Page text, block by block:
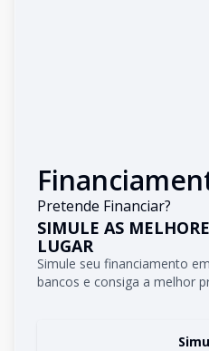
Pretende Financiar?
SIMULE AS
LUGAR
Simule seu financiamento
bancos e consiga a melhor